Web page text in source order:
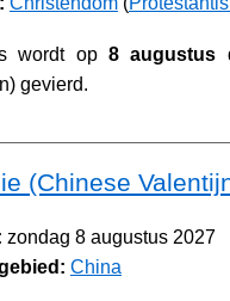
wordt op 8 augustus
gevierd.
(Chinese
zondag 8 augustus 2027
China